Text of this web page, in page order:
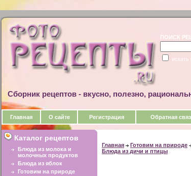
ПОИСК
Сборник рецептов - вкусно, полезно,
Главная О сайте Регистрация Обратная
Каталог рецептов
Блюда из молока и
молочных продуктов
Блюда из яблок
Готовим на природе
Главная
Готовим на природе
Блюда из дичи и птицы